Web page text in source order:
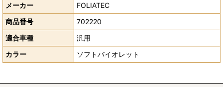
メーカー
FOLIATEC
商品番号
702220
適合車種
汎用
カラー
ソフトバイオレット